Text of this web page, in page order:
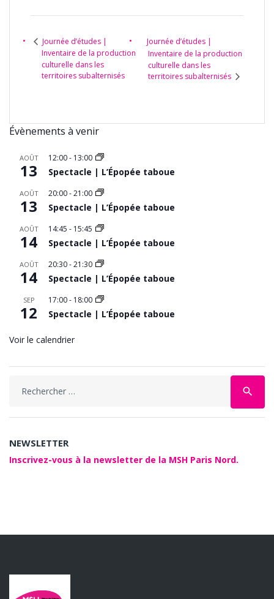
Journée d’études |
Inventaire de la production
culturelle dans les
territoires subalternisés
Journée d’études |
Inventaire de la production
culturelle dans les
territoires subalternisés
Évènements à venir
AOÛT
13
12:00- 13:00
Spectacle | L’Épopée taboue
AOÛT
13
20:00-21:00
Spectacle | L’Épopée taboue
AOÛT
14
14:45 - 15:45
Spectacle | L’Épopée taboue
AOÛT
14
20:30-21:30
Spectacle | L’Épopée taboue
SEP
12
17:00- 18:00
Spectacle | L’Épopée taboue
Voir le calendrier
search
NEWSLETTER
Inscrivez-vous à la newsletter de la MSH Paris Nord.